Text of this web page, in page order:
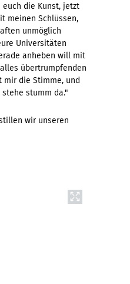
die Kunst, jetzt
meinen Schlüssen,
unmöglich
Universitäten
anheben will mit
übertrumpfenden
mir die Stimme, und
stumm da."
wir unseren